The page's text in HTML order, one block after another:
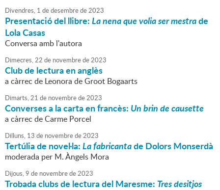
Divendres, 1 dedesembrede2023
Presentació del llibre:La nena que volia ser mestrade
Lola Casas
Conversa amb l'autora
Dimecres,22 de novembrede2023
Club de lectura en anglès
a càrrec de Leonora de Groot Bogaarts
Dimarts,21 de novembrede2023
Converses a la carta en francès: Un brin de causette
a càrrec de Carme Porcel
Dilluns, 13 de novembrede2023
Tertúlia de novel·la:La fabricantade Dolors Monserdà
moderada per M. Àngels Mora
Dijous,9 de novembrede2023
Trobada clubs de lectura del Maresme: Tres desitjos